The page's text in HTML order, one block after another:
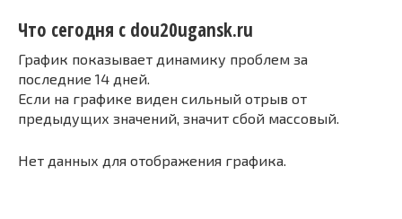
Что сегодня с dou20ugansk.ru
График показывает динамику проблем за
последние 14 дней.
Если на графике виден сильный отрыв от
предыдущих значений, значит сбой массовый.
Нет данных для отображения графика.